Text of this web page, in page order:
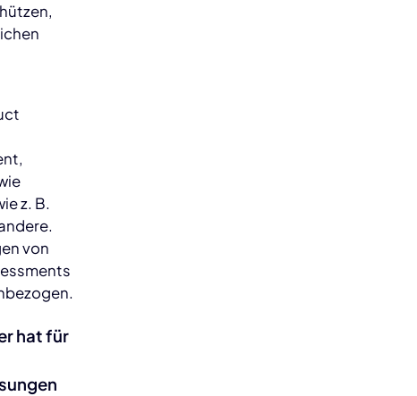
z. B.
von
hat für